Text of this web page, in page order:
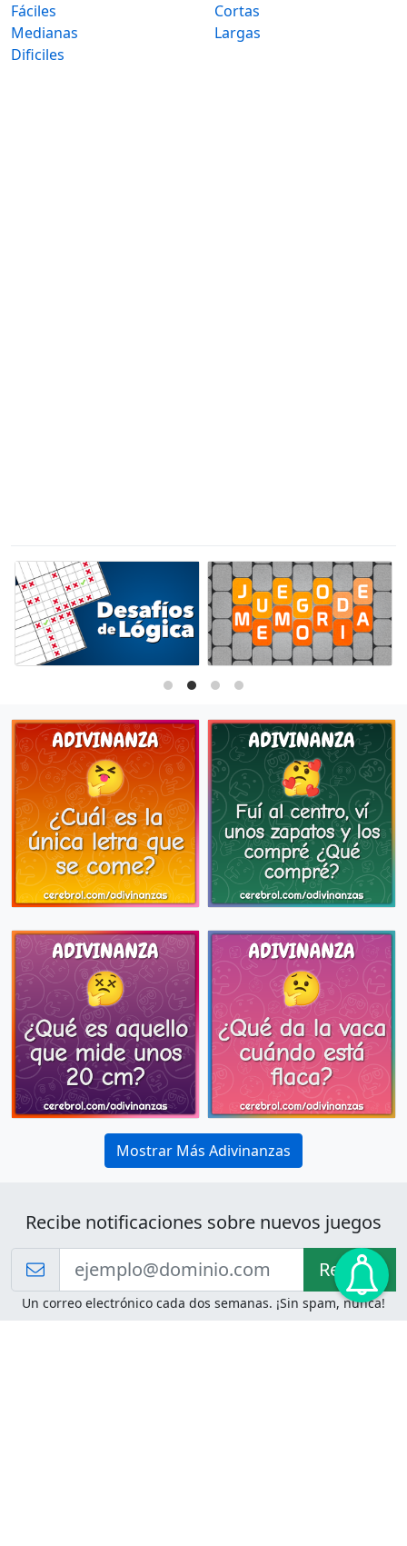
Fáciles
Medianas
Dificiles
Cortas
Largas
Mostrar Más Adivinanzas
Recibe notificaciones sobre nuevos juegos
Recibir!
Un correo electrónico cada dos semanas. ¡Sin spam, nunca!